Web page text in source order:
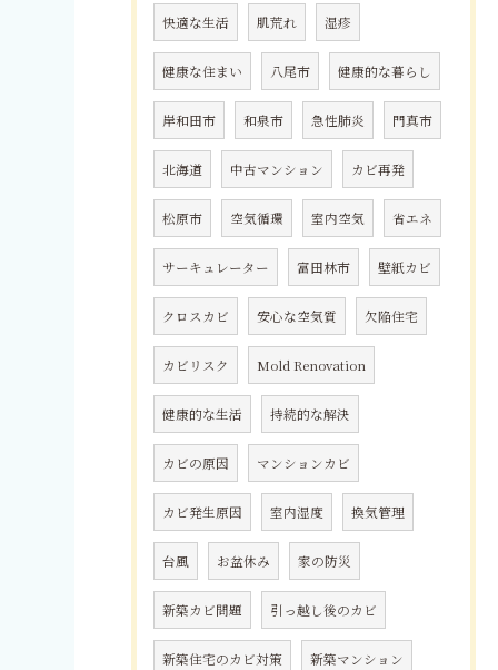
快適な生活 肌荒れ 湿疹
健康な住まい 八尾市 健康的な暮らし
岸和田市 和泉市 急性肺炎 門真市
北海道 中古マンション カビ再発
松原市 空気循環 室内空気 省エネ
サーキュレーター 富田林市 壁紙カビ
クロスカビ 安心な空気質 欠陥住宅
カビリスク Mold Renovation
健康的な生活 持続的な解決
カビの原因 マンションカビ
カビ発生原因 室内湿度 換気管理
台風 お盆休み 家の防災
新築カビ問題 引っ越し後のカビ
新築住宅のカビ対策 新築マンション